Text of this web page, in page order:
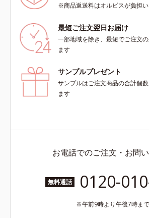
※商品返送料はオルビスが負担
最短ご注文翌日お届け
一部地域を除き、最短でご注文
ます
サンプルプレゼント
サンプルはご注文商品の合計個
ます
お電話でのご注文・お問
無料通話 0120-
午前9時より午後7時まで